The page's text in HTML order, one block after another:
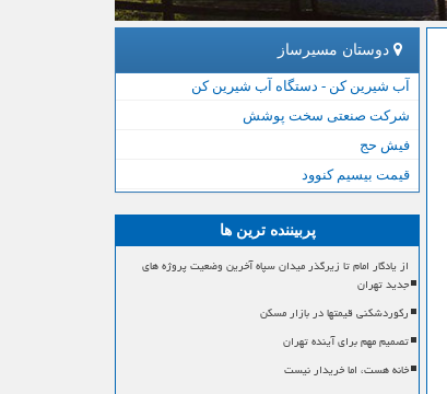
دوستان مسیرساز
آب شیرین کن - دستگاه آب شیرین کن
شرکت صنعتی سخت پوشش
فیش حج
قیمت بیسیم کنوود
پربیننده ترین ها
از یادگار امام تا زیرگذر میدان سپاه آخرین وضعیت پروژه های
جدید تهران
رکوردشکنی قیمتها در بازار مسکن
تصمیم مهم برای آینده تهران
خانه هست، اما خریدار نیست